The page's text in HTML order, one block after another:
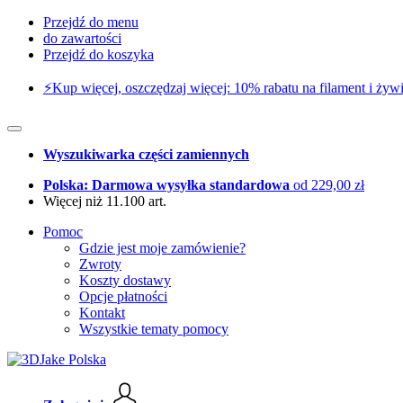
Przejdź do menu
do zawartości
Przejdź do koszyka
⚡️Kup więcej, oszczędzaj więcej: 10% rabatu na filament i
Wyszukiwarka części zamiennych
Polska: Darmowa wysyłka standardowa od 229,00 zł
Więcej niż 11.100 art.
Pomoc
Gdzie jest moje zamówienie?
Zwroty
Koszty dostawy
Opcje płatności
Kontakt
Wszystkie tematy pomocy